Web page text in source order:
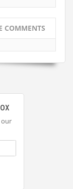
COMMENTS
our